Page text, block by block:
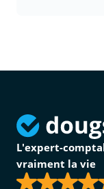
L'expert-
vraiment la vie